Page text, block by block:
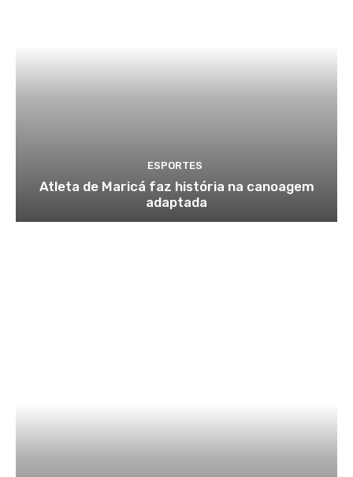
ESPORTES
Atleta de Maricá faz história na canoagem
adaptada